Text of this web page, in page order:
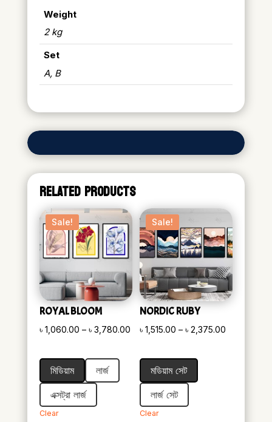
Weight
2 kg
Set
A, B
RELATED PRODUCTS
Sale!
ROYAL BLOOM
৳ 1,060.00 – ৳ 3,780.00Price
৳ 1,060.00
through
৳ 3,780.00
মিডিয়াম
লার্জ
এক্সট্রা লার্জ
Clear
Sale!
NORDIC RUBY
৳1,515.00 – ৳2,375.00
মডিয়াম সেট
লার্জ সেট
Clear